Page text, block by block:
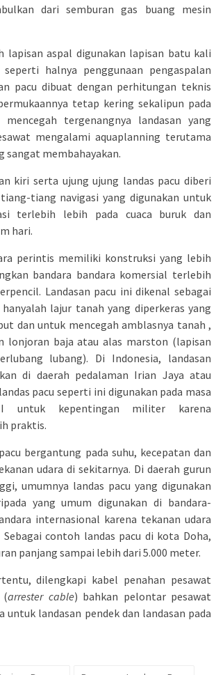
dari semburan gas buang mesin
lapisan aspal digunakan lapisan batu kali
halnya penggunaan pengaspalan
pacu dibuat dengan perhitungan teknis
tetap kering sekalipun pada
tergenangnya landasan yang
mengalami aquaplanning terutama
sangat membahayakan.
kiri serta ujung ujung landas pacu diberi
tiang navigasi yang digunakan untuk
terlebih lebih pada cuaca buruk dan
hari.
perintis memiliki konstruksi yang lebih
bandara bandara komersial terlebih
Landasan pacu ini dikenal sebagai
hanyalah lajur tanah yang diperkeras yang
dan untuk mencegah amblasnya tanah ,
lonjoran baja atau alas marston (lapisan
lubang). Di Indonesia, landasan
di daerah pedalaman Irian Jaya atau
pacu seperti ini digunakan pada masa
untuk kepentingan militer karena
praktis.
bergantung pada suhu, kecepatan dan
udara di sekitarnya. Di daerah gurun
umumnya landas pacu yang digunakan
yang umum digunakan di bandara-
internasional karena tekanan udara
contoh landas pacu di kota Doha,
panjang sampai lebih dari 5.000 meter.
dilengkapi kabel penahan pesawat
(arrester cable) bahkan pelontar pesawat
untuk landasan pendek dan landasan pada